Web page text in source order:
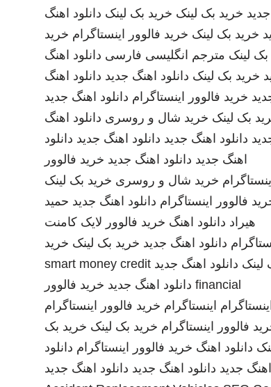
جدید خرید بک لینک خرید بک لینک دانلود اهنگ
خرید بک لینک خرید فالوور اینستاگرام خرید
بک لینک مترجم انگلیسی فارسی دانلود اهنگ
خرید بک لینک دانلود اهنگ جدید دانلود اهنگ
خرید فالوور اینستاگرام دانلود اهنگ جدید
بک لینک خرید شال و روسری دانلود اهنگ
دانلود اهنگ جدید دانلود اهنگ جدید دانلود
اهنگ جدید دانلود اهنگ جدید خرید فالوور
اینستاگرام خرید شال و روسری خرید بک لینک
فالوور اینستاگرام دانلود اهنگ جدید حمید
هیراد دانلود اهنگ خرید فالوور لایک کامنت
دانلود اهنگ جدید خرید بک لینک خرید
لینک دانلود اهنگ جدید smart money credit
financial دانلود اهنگ جدید خرید فالوور
اینستاگرام اینستاگرام خرید فالوور اینستاگرام
فالوور اینستاگرام خرید بک لینک خرید بک
دانلود اهنگ خرید فالوور اینستاگرام دانلود
اهنگ جدید دانلود اهنگ جدید دانلود اهنگ جدید